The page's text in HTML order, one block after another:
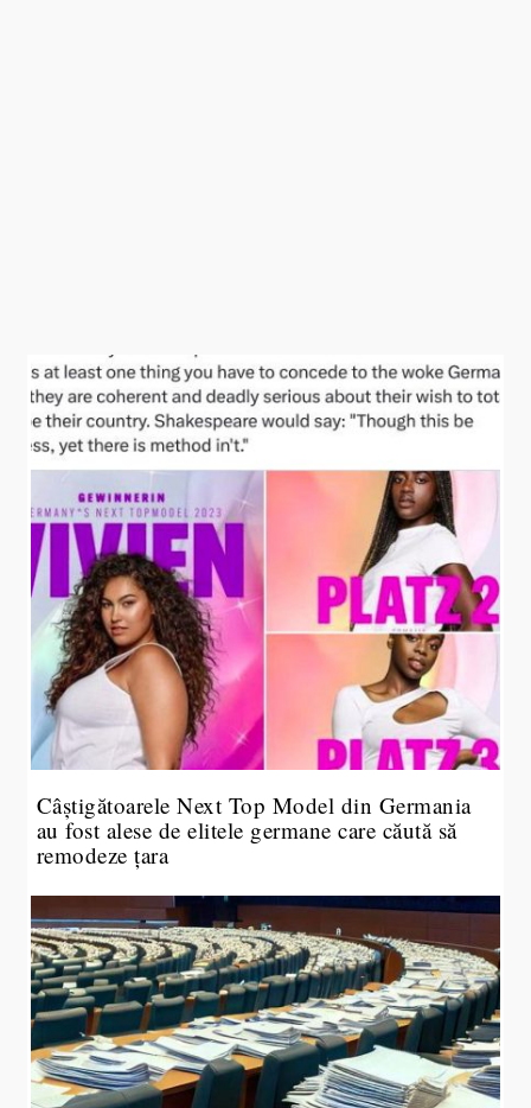
Câștigătoarele Next Top Model din Germania
au fost alese de elitele germane care căută să
remodeze țara